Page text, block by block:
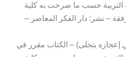
التربية حسب ما صرحت به كلية
– نشر: دار الفكر المعاصر –
إعجازه يتجلى) – الكتاب مقرر في